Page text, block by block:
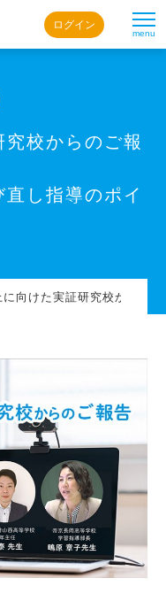
menu
ログイン
校からのご報
し指導のポイ
に向けた実証研究校からの